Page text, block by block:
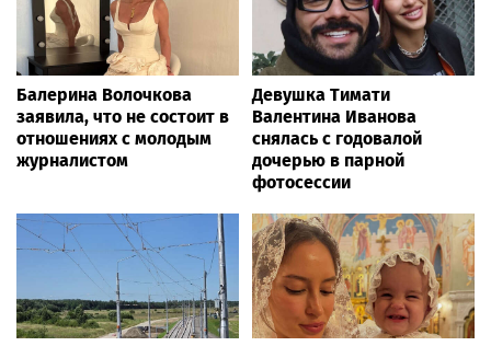
Балерина Волочкова
заявила, что не состоит в
отношениях с молодым
журналистом
Девушка Тимати
Валентина Иванова
снялась с годовалой
дочерью в парной
фотосессии